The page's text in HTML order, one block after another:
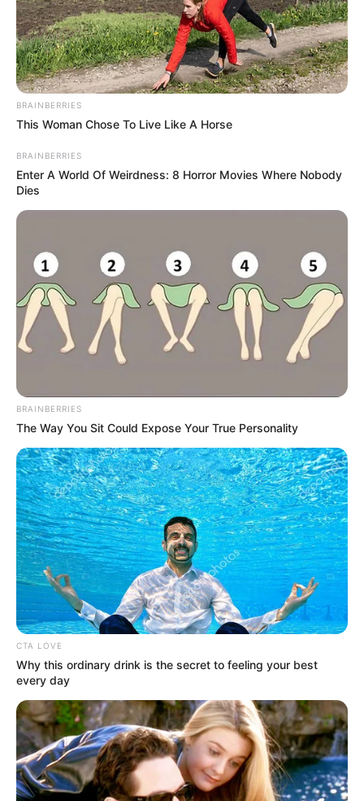
JERICÓ - ANTIOQUIA
Hay Festival Jericó 2026
con más de $130 millones
BOGOTÁ
BibloRed sacó sus mejores
cartas para el año
BIBLORED
Libros más leídos en
BibloRed dio balance del
CARGAR MÁS
TEMAS DESTACADOS
EMERGENCIAS POR LLUVIAS
FUERTES LLUVIAS
VIA AL LLANO
LIGA BETPLAY
METRO DE MEDELLÍN
CORTES DE LUZ
FENÓMENO DEL NIÑO
BRAINBERRIES
This Woman Chose To Live Like A Horse
BRAINBERRIES
Enter A World Of Weirdness: 8 Horror Movies Where Nobody
Dies
BRAINBERRIES
The Way You Sit Could Expose Your True Personality
CTA LOVE
Why this ordinary drink is the secret to feeling your best
every day